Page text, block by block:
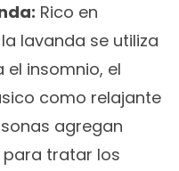
Rico en
lavanda se utiliza
insomnio, el
como relajante
agregan
tratar los